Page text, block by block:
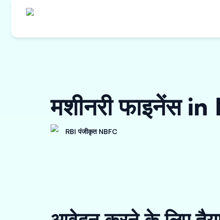
मशीनरी फाइनेंस
RBI पंजीकृत NBFC